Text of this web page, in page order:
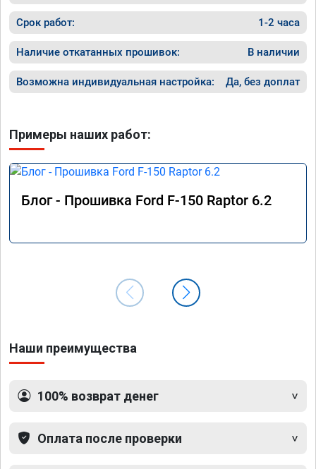
Срок работ: 1-2 часа
Наличие откатанных прошивок: В наличии
Возможна индивидуальная настройка: Да, без доплат
Примеры наших работ:
Блог - Прошивка Ford F-150 Raptor 6.2
Наши преимущества
100% возврат денег
Оплата после проверки